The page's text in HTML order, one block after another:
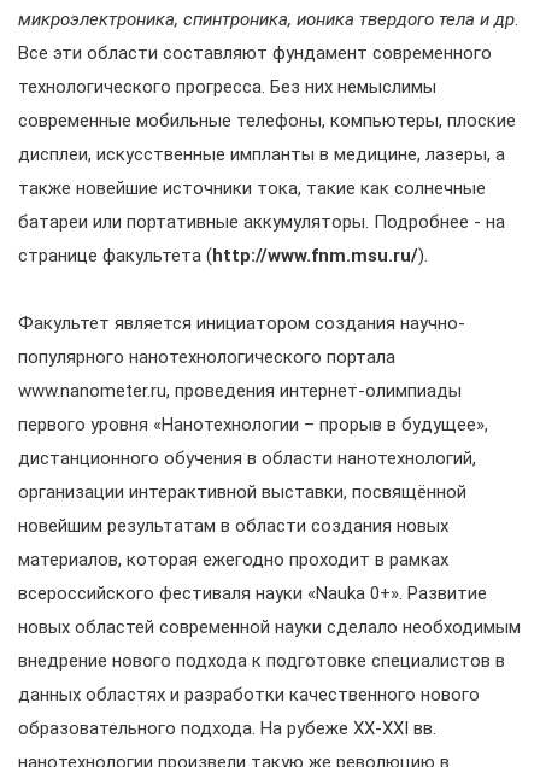
микроэлектроника, спинтроника, ионика твердого тела и др.
Все эти области составляют фундамент современного
технологического прогресса. Без них немыслимы
современные мобильные телефоны, компьютеры, плоские
дисплеи, искусственные импланты в медицине, лазеры, а
также новейшие источники тока, такие как солнечные
батареи или портативные аккумуляторы. Подробнее - на
странице факультета (http://www.fnm.msu.ru/).
Факультет является инициатором создания научно-
популярного нанотехнологического портала
www.nanometer.ru, проведения интернет-олимпиады
первого уровня «Нанотехнологии – прорыв в будущее»,
дистанционного обучения в области нанотехнологий,
организации интерактивной выставки, посвящённой
новейшим результатам в области создания новых
материалов, которая ежегодно проходит в рамках
всероссийского фестиваля науки «Nauka 0+». Развитие
новых областей современной науки сделало необходимым
внедрение нового подхода к подготовке специалистов в
данных областях и разработки качественного нового
образовательного подхода. На рубеже XX-XXI вв.
нанотехнологии произвели такую же революцию в